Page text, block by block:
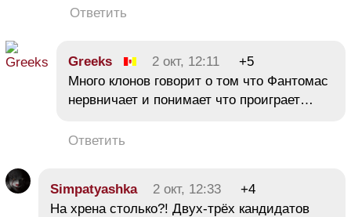
Ответить
Greeks 2 окт, 12:11
+5
Много клонов говорит о том что Фантомас
нервничает и понимает что проиграет…
Ответить
Simpatyashka 2 окт, 12:33
+4
На хрена столько?! Двух-трёх кандидатов